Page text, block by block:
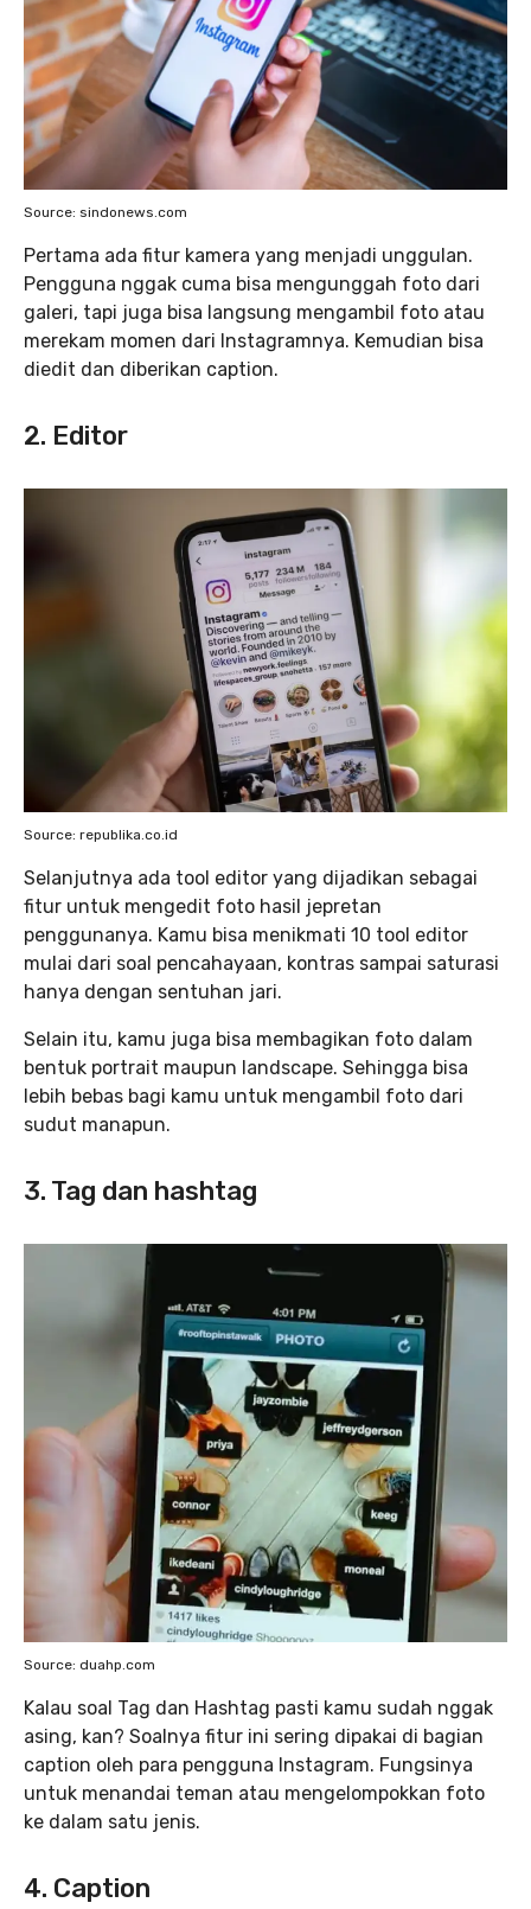
Source: sindonews.com
Pertama ada fitur kamera yang menjadi unggulan.
Pengguna nggak cuma bisa mengunggah foto dari
galeri, tapi juga bisa langsung mengambil foto atau
merekam momen dari Instagramnya. Kemudian bisa
diedit dan diberikan caption.
2. Editor
Source: republika.co.id
Selanjutnya ada tool editor yang dijadikan sebagai
fitur untuk mengedit foto hasil jepretan
penggunanya. Kamu bisa menikmati 10 tool editor
mulai dari soal pencahayaan, kontras sampai saturasi
hanya dengan sentuhan jari.
Selain itu, kamu juga bisa membagikan foto dalam
bentuk portrait maupun landscape. Sehingga bisa
lebih bebas bagi kamu untuk mengambil foto dari
sudut manapun.
3. Tag dan hashtag
Source: duahp.com
Kalau soal Tag dan Hashtag pasti kamu sudah nggak
asing, kan? Soalnya fitur ini sering dipakai di bagian
caption oleh para pengguna Instagram. Fungsinya
untuk menandai teman atau mengelompokkan foto
ke dalam satu jenis.
4. Caption